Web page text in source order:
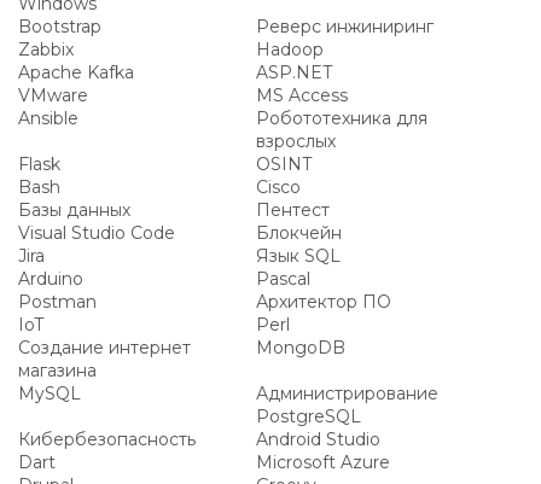
Bootstrap
Реверс инжиниринг
Zabbix
Hadoop
Apache Kafka
ASP.NET
VMware
MS Access
Ansible
Робототехника для
взрослых
Flask
OSINT
Bash
Cisco
Базы данных
Пентест
Visual Studio Code
Блокчейн
Jira
Язык SQL
Arduino
Pascal
Postman
Архитектор ПО
IoT
Perl
Создание интернет
магазина
MongoDB
MySQL
Администрирование
PostgreSQL
Кибербезопасность
Android Studio
Dart
Microsoft Azure